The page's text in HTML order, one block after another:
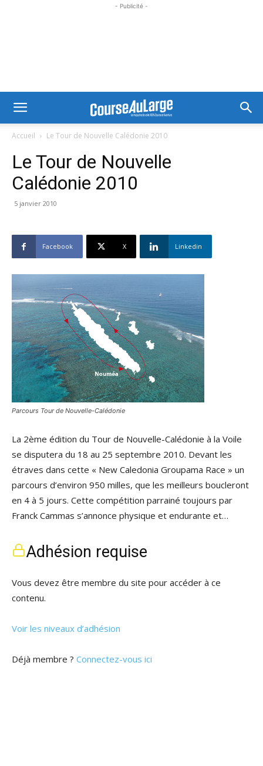
- Publicité -
Accueil Le Tour de Nouvelle Calédonie 2010
Le Tour de Nouvelle
Calédonie 2010
5 janvier 2010
Facebook X Linkedin
Parcours Tour de Nouvelle-Calédonie
La 2ème édition du Tour de Nouvelle-Calédonie à la Voile
se disputera du 18 au 25 septembre 2010. Devant les
étraves dans cette « New Caledonia Groupama Race » un
parcours d’environ 950 milles, que les meilleurs boucleront
en 4 à 5 jours. Cette compétition parrainé toujours par
Franck Cammas s’annonce physique et endurante et…
Adhésion requise
Vous devez être membre du site pour accéder à ce
contenu.
Voir les niveaux d’adhésion
Déjà membre ? Connectez-vous ici